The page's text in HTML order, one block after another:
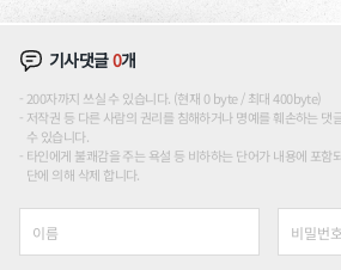
기사댓글0개
200자까지 쓰실 수 있습니다. (현재 0 byte / 최대 400byte)
저작권 등 다른 사람의 권리를 침해하거나 명예를 훼손하는 댓
수 있습니다.
타인에게 불쾌감을 주는 욕설 등 비하하는 단어가 내용에 포함
단에 의해 삭제 합니다.